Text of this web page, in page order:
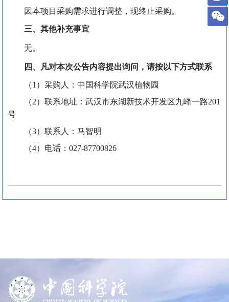
因本项目采购需求进行调整，现终止采购。
三、 其他补充事宜
无。
四、 凡对本次公告内容提出询问，请按以下方式联系
（1 ）采购人：中国科学院武汉植物园
（2）联系地址：武汉市东湖新技术开发区九峰一路201
号
（3）联系人：马智明
（4）电话： 027-87700826